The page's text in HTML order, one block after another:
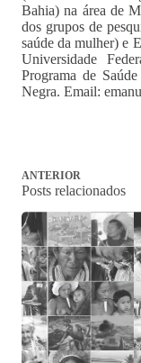
Bahia) na área de
dos grupos de
saúde da mulher) e
Universidade
Programa de
Negra. Email:
ANTERIOR
Posts relacionados